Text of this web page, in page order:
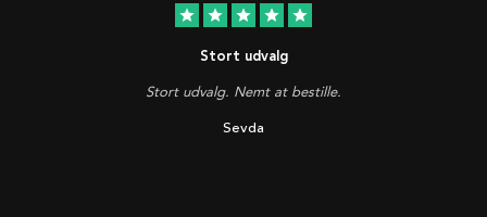
star star star star star
Stort udvalg
Stort udvalg. Nemt at bestille.
Sevda